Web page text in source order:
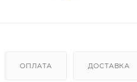
ОПЛАТА ДОСТАВКА